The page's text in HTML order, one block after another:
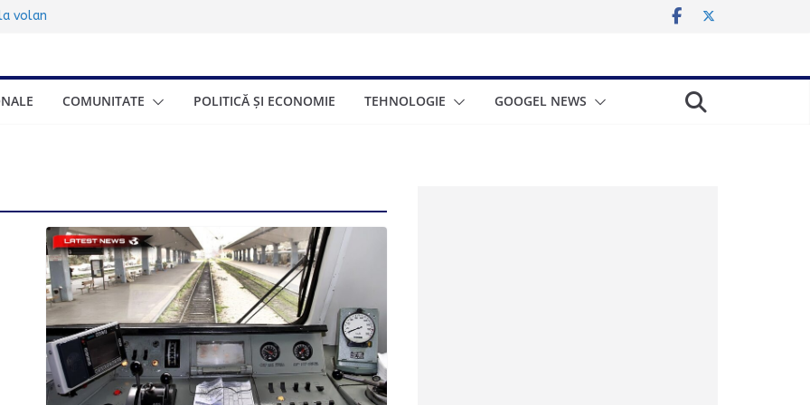
de trei zile
gratuiteCOMUNITATE POLITICĂ ȘI ECONOMIE TEHNOLOGIE GOOGEL NEWS